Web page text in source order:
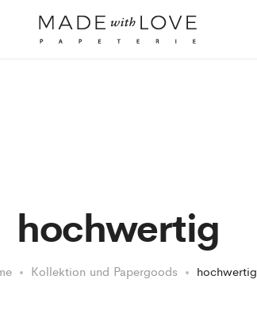
hochwertig
Kollektion und Papergoods hochwertig